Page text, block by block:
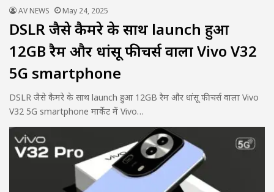
AV NEWS May 24, 2025
DSLR जैसे कैमरे के साथ launch हुआ
12GB रैम और धांसू फीचर्स वाला Vivo V32
5G smartphone
DSLR जैसे कैमरे के साथ launch हुआ 12GB रैम और धांसू फीचर्स वाला Vivo
V32 5G smartphone मार्केट में Vivo…